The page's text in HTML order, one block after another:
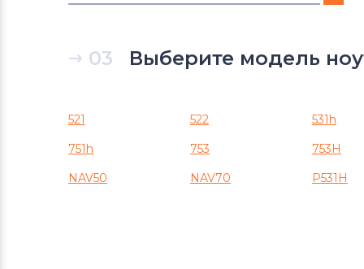
Вентиляторы (кулеры)
Вентиляторы (кулеры)
Вентиляторы (кулеры)
03 Выберите модель
521 522 531h
751h
753 753H
NAV50
NAV70 P531H